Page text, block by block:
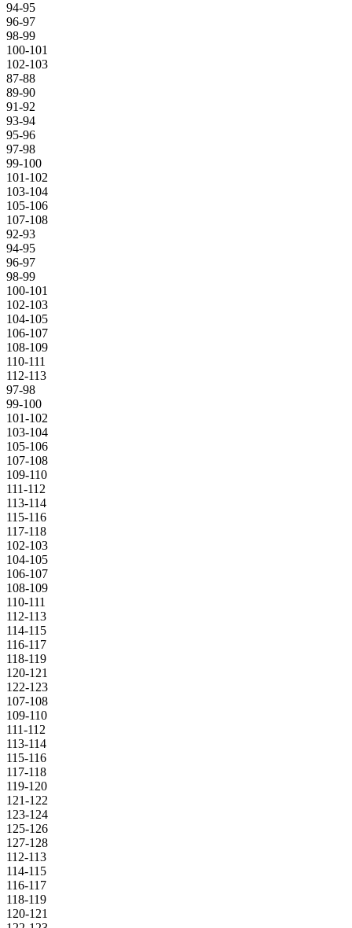
94-95
96-97
98-99
100-101
102-103
87-88
89-90
91-92
93-94
95-96
97-98
99-100
101-102
103-104
105-106
107-108
92-93
94-95
96-97
98-99
100-101
102-103
104-105
106-107
108-109
110-111
112-113
97-98
99-100
101-102
103-104
105-106
107-108
109-110
111-112
113-114
115-116
117-118
102-103
104-105
106-107
108-109
110-111
112-113
114-115
116-117
118-119
120-121
122-123
107-108
109-110
111-112
113-114
115-116
117-118
119-120
121-122
123-124
125-126
127-128
112-113
114-115
116-117
118-119
120-121